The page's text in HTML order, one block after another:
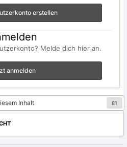
erstellen
Melde dich hier an.
anmelden
Inhalt 81